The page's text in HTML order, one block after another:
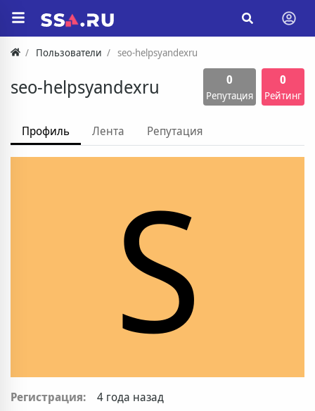
Пользователи seo-helpsyandexru
seo-helpsyandexru 0
Репутация
0
Рейтинг
Профиль Лента Репутация
S
Регистрация:
4 года назад